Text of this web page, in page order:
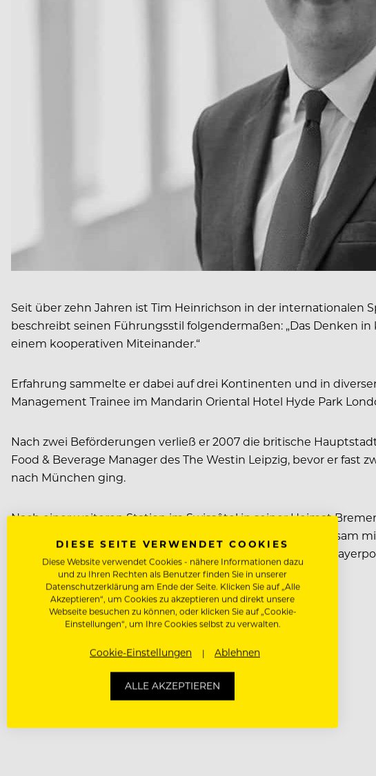
Seit über zehn Jahren ist Tim Heinrichson in der internationalen
beschreibt seinen Führungsstil folgendermaßen: „Das Denken
einem kooperativen Miteinander.“
Erfahrung sammelte er dabei auf drei Kontinenten und in
Management Trainee im Mandarin Oriental Hotel Hyde Park
Nach zwei Beförderungen verließ er 2007 die britische
Food & Beverage Manager des The Westin Leipzig, bevor er fast
nach München ging.
Nach einer weiteren Station im Swissôtel in seiner Heimat
Nach drei erfolgreichen Jahren in China zog es Ihn gemeinsam
Heinrichson bis 2017 als F&B Direktor im Sofitel München
berlin.grand.hyatt.com
DIESE SEITE VERWENDET COOKIES
Diese Website verwendet Cookies - nähere Informationen dazu
und zu Ihren Rechten als Benutzer finden Sie in unserer
Datenschutzerklärung am Ende der Seite. Klicken Sie auf „Alle
Akzeptieren“, um Cookies zu akzeptieren und direkt unsere
Webseite besuchen zu können, oder klicken Sie auf „Cookie-
Einstellungen“, um Ihre Cookies selbst zu verwalten.
Cookie-Einstellungen Ablehnen
ALLE AKZEPTIEREN